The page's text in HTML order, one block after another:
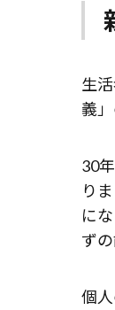
生
義
30
り
に
ず
個